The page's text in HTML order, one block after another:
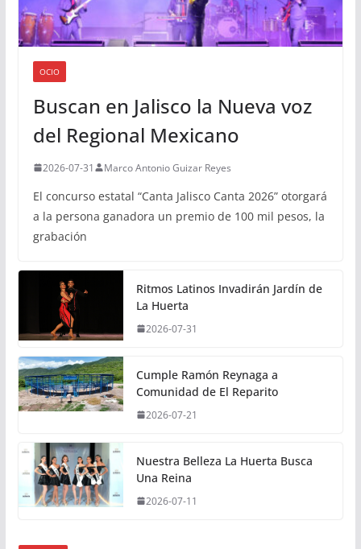
OCIO
Buscan en Jalisco la Nueva voz
del Regional Mexicano
2026-07-31 Marco Antonio Guizar Reyes
El concurso estatal “Canta Jalisco Canta 2026” otorgará
a la persona ganadora un premio de 100 mil pesos, la
grabación
Ritmos Latinos Invadirán Jardín de
La Huerta
2026-07-31
Cumple Ramón Reynaga a
Comunidad de El Reparito
2026-07-21
Nuestra Belleza La Huerta Busca
Una Reina
2026-07-11